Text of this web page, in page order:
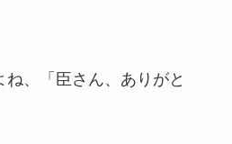
、「臣さん、ありがと